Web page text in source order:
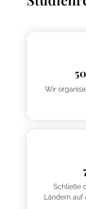
Wir
Schließe
Ländern auf